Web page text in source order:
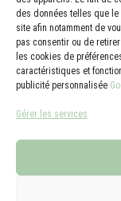
des données telles que
site afin notamment de
pas consentir ou de
les cookies de
caractéristiques et
publicité personnalisée
Gérer les services